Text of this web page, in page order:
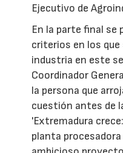
Ejecutivo de
En la parte final se
criterios en los que
industria en este
Coordinador
la persona que
cuestión antes de
'Extremadura
planta procesadora